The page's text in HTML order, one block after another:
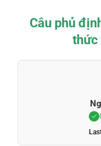
Câu phủ
thức